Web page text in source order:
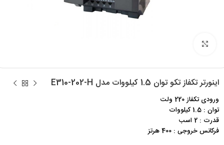
اینورتر تکفاز تکو توان 1.5 کیلووات مدل E310-202-H
ورودی تکفاز 220 ولت
توان : 1.5 کیلووات
قدرت : 2 اسب
فرکانس خروجی : 400 هرتز